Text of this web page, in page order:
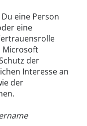
eine Person
eine
Microsoft
der
Interesse an
der